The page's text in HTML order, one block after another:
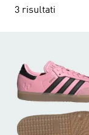
3 risultati